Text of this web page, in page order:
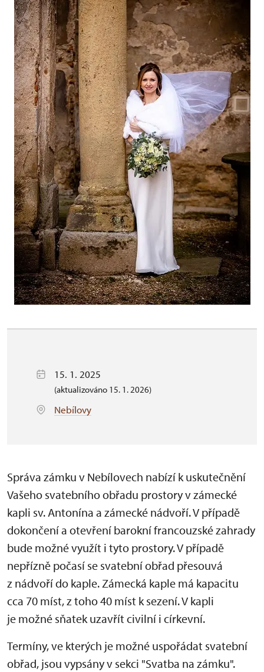
15. 1. 2025
(aktualizováno 15. 1. 2026)
Nebílovy
Správa zámku v Nebílovech nabízí k uskutečnění
Vašeho svatebního obřadu prostory v zámecké
kapli sv. Antonína a zámecké nádvoří. V případě
dokončení a otevření barokní francouzské zahrady
bude možné využít i tyto prostory. V případě
nepřízně počasí se svatební obřad přesouvá
z nádvoří do kaple. Zámecká kaple má kapacitu
cca 70 míst, z toho 40 míst k sezení. V kapli
je možné sňatek uzavřít civilní i církevní.
Termíny, ve kterých je možné uspořádat svatební
obřad, jsou vypsány v sekci "Svatba na zámku".